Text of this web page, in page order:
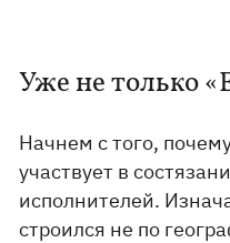
Уже не только
Начнем с того,
участвует в
исполнителей.
строился не по